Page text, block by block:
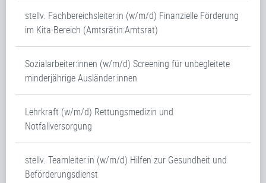
stellv. Fachbereichsleiter:in (w/m/d) Finanzielle Förderung
im Kita-Bereich (Amtsrätin:Amtsrat)
Sozialarbeiter:innen (w/m/d) Screening für unbegleitete
minderjährige Ausländer:innen
Lehrkraft (w/m/d) Rettungsmedizin und
Notfallversorgung
stellv. Teamleiter:in (w/m/d) Hilfen zur Gesundheit und
Beförderungsdienst